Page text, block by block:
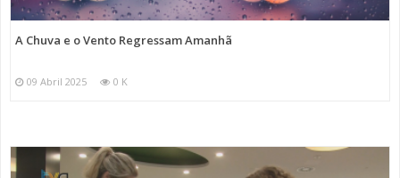
A Chuva e o Vento Regressam Amanhã
09 Abril 2025 0 K